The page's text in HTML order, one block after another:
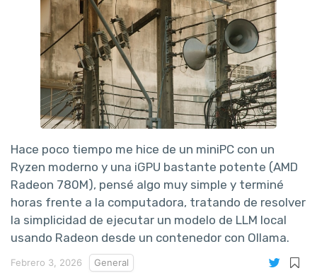
Hace poco tiempo me hice de un miniPC con un
Ryzen moderno y una iGPU bastante potente (AMD
Radeon 780M), pensé algo muy simple y terminé
horas frente a la computadora, tratando de resolver
la simplicidad de ejecutar un modelo de LLM local
usando Radeon desde un contenedor con Ollama.
Febrero 3, 2026 General